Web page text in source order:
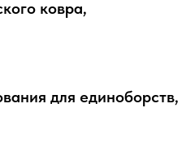
ковра,
для единоборств,